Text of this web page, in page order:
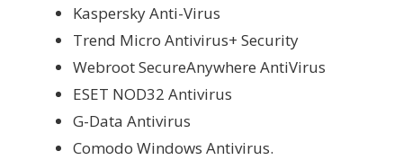
Kaspersky Anti-Virus
Trend Micro Antivirus+ Security
Webroot SecureAnywhere AntiVirus
ESET NOD32 Antivirus
G-Data Antivirus
Comodo Windows Antivirus.